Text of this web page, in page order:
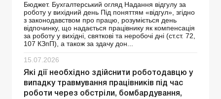
Бюджет. Бухгалтерський огляд Надання відгулу за
роботу у вихідний день Під поняттям «відгул», згідно
з законодавством про працю, розуміється день
відпочинку, що надається працівнику як компенсація
за роботу у вихідні, святкові та неробочі дні (ст.ст. 72,
107 КЗпП), а також за здачу дон...
15.07.2026
Які дії необхідно здійснити роботодавцю у
випадку травмування працівників під час
роботи через обстріли, бомбардування,